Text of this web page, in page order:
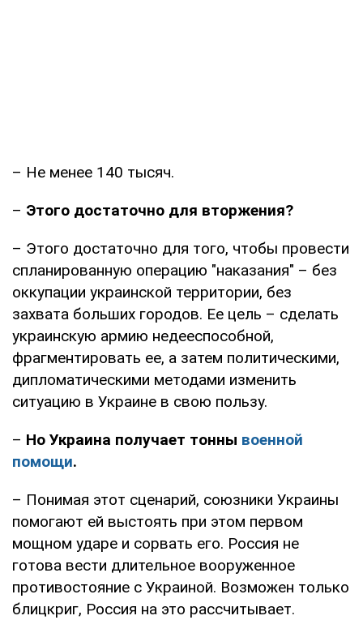
– Не менее 140 тысяч.
– Этого достаточно для вторжения?
– Этого достаточно для того, чтобы провести
спланированную операцию "наказания" – без
оккупации украинской территории, без
захвата больших городов. Ее цель – сделать
украинскую армию недееспособной,
фрагментировать ее, а затем политическими,
дипломатическими методами изменить
ситуацию в Украине в свою пользу.
– Но Украина получает тонны военной
помощи.
– Понимая этот сценарий, союзники Украины
помогают ей выстоять при этом первом
мощном ударе и сорвать его. Россия не
готова вести длительное вооруженное
противостояние с Украиной. Возможен только
блицкриг, Россия на это рассчитывает.